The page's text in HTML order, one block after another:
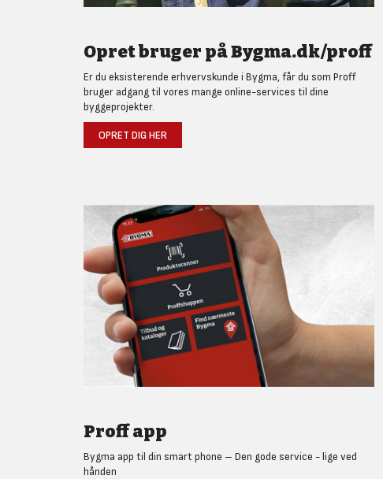
Opret bruger på Bygma.dk/proff
Er du eksisterende erhvervskunde i Bygma, får du som Proff
bruger adgang til vores mange online-services til dine
byggeprojekter.
OPRET DIG HER
Proff app
Bygma app til din smart phone – Den gode service - lige ved
hånden